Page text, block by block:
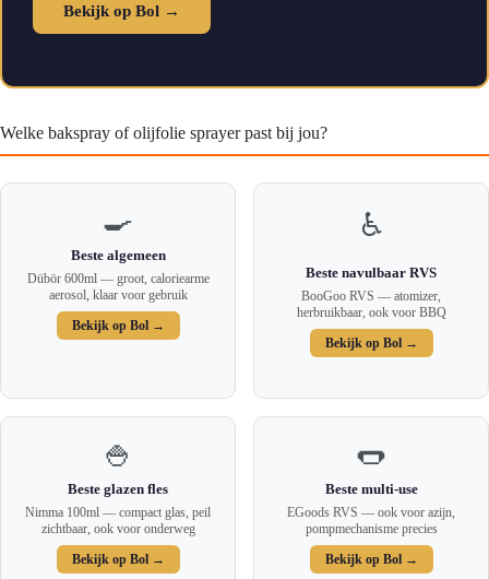
Bekijk op Bol →
Welke bakspray of olijfolie sprayer past bij jou?
🍳
Beste algemeen
Dübör 600ml — groot, caloriearme
aerosol, klaar voor gebruik
Bekijk op Bol →
♿
Beste navulbaar RVS
BooGoo RVS — atomizer,
herbruikbaar, ook voor BBQ
Bekijk op Bol →
🍚
Beste glazen fles
Nimma 100ml — compact glas, peil
zichtbaar, ook voor onderweg
Bekijk op Bol →
🌭
Beste multi-use
EGoods RVS — ook voor azijn,
pompmechanisme precies
Bekijk op Bol →